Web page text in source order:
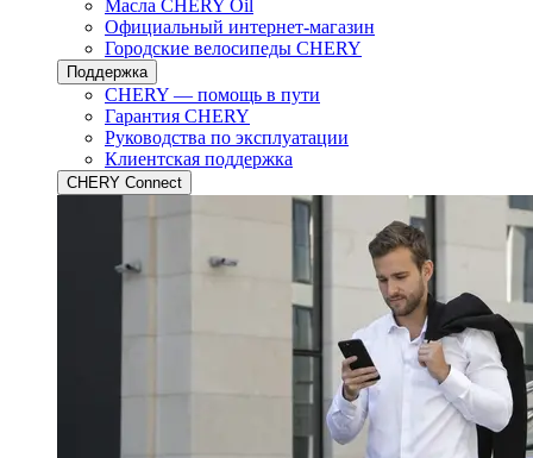
Масла CHERY Oil
Официальный интернет-магазин
Городские велосипеды CHERY
Поддержка
CHERY — помощь в пути
Гарантия CHERY
Руководства по эксплуатации
Клиентская поддержка
CHERY Connect